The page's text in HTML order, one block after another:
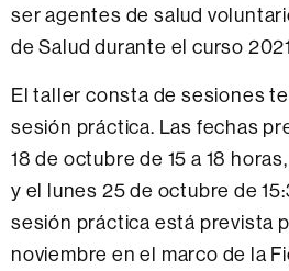
ser agentes de salud
de Salud durante el curso
El taller consta de sesiones
sesión práctica. Las fechas
18 de octubre de 15 a 18
y el lunes 25 de octubre de
sesión práctica está prevista
noviembre en el marco de la